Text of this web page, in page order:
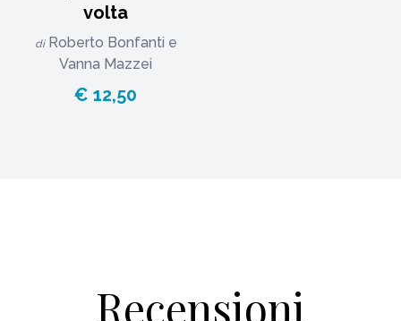
volta
di Roberto Bonfanti e
Vanna Mazzei
€ 12,50
Recensioni